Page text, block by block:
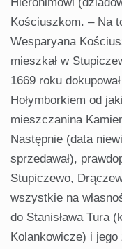
Hieronimowi
Kościuszkom. – Na
Wesparyana
mieszkał w
1669 roku
Hołymborkiem od
mieszczanina
Następnie (data
sprzedawał),
Stupiczewo,
wszystkie na
do Stanisława Tura
Kolankowicze) i